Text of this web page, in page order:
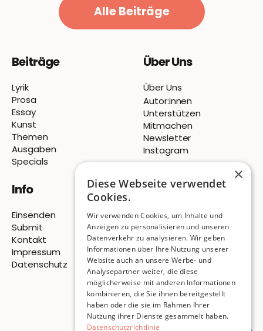
Alle Beiträge
Beiträge
Lyrik
Prosa
Essay
Kunst
Themen
Ausgaben
Specials
Über Uns
Über Uns
Autor:innen
Unterstützen
Mitmachen
Newsletter
Instagram
Info
Einsenden
Submit
Kontakt
Impressum
Datenschutz
© 2026 Pigeon Publishing
ISSN
×
Diese Webseite verwendet
Cookies.
Wir verwenden Cookies, um Inhalte und
Anzeigen zu personalisieren und unseren
Datenverkehr zu analysieren. Wir geben
Informationen über Ihre Nutzung unserer
Website auch an unsere Werbe- und
Analysepartner weiter, die diese
möglicherweise mit anderen Informationen
kombinieren, die Sie ihnen bereitgestellt
haben oder die sie im Rahmen Ihrer
Nutzung ihrer Dienste gesammelt haben.
Datenschutzrichtlinie